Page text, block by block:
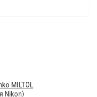
MILTOL
Nikon)